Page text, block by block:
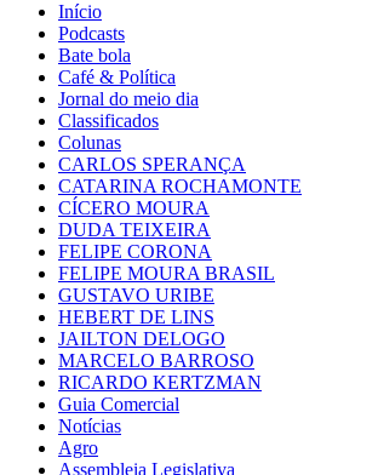
Início
Podcasts
Bate bola
Café & Política
Jornal do meio dia
Classificados
Colunas
CARLOS SPERANÇA
CATARINA ROCHAMONTE
CÍCERO MOURA
DUDA TEIXEIRA
FELIPE CORONA
FELIPE MOURA BRASIL
GUSTAVO URIBE
HEBERT DE LINS
JAILTON DELOGO
MARCELO BARROSO
RICARDO KERTZMAN
Guia Comercial
Notícias
Agro
Assembleia Legislativa